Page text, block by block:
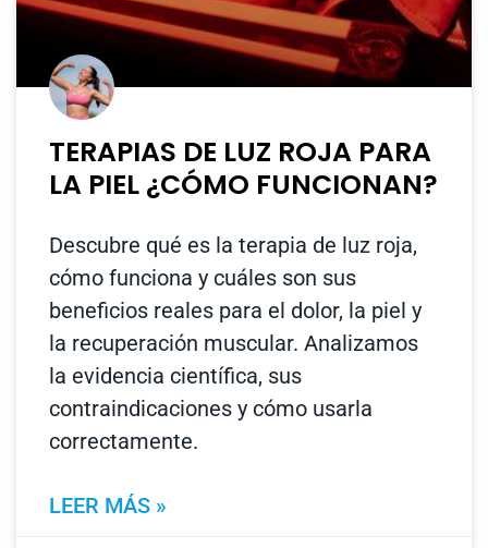
TERAPIAS DE LUZ ROJA PARA
LA PIEL ¿CÓMO FUNCIONAN?
Descubre qué es la terapia de luz roja,
cómo funciona y cuáles son sus
beneficios reales para el dolor, la piel y
la recuperación muscular. Analizamos
la evidencia científica, sus
contraindicaciones y cómo usarla
correctamente.
LEER MÁS »